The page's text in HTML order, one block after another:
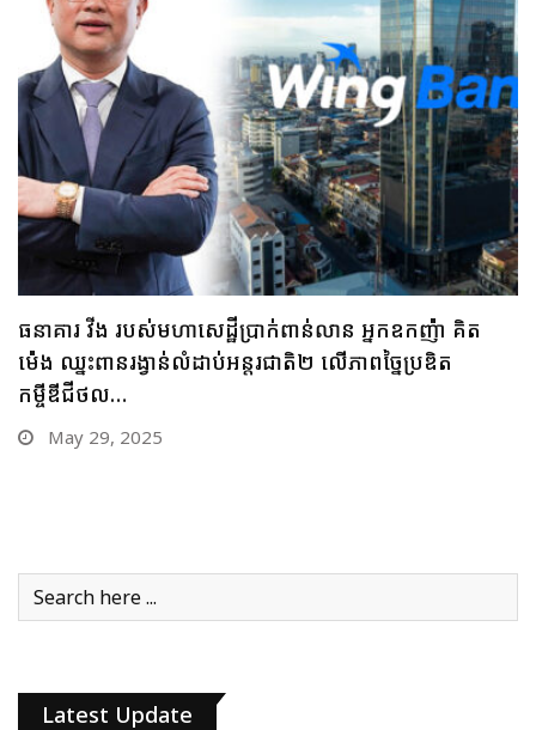
ធនាគារ ប្រៃសណីយ៍កម្ពុជា និងក្រុមហ៊ុន អាយជី អាណា
ចក្រថិក ចុះកិច្ចព្រមព្រៀងភាពជាដៃគូយុទ្ធសាស្ត្រផ្នែកបច្ចេកវិទ្យា
May 28, 2025
Latest Update